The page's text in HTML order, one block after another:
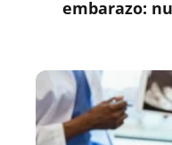
embarazo: